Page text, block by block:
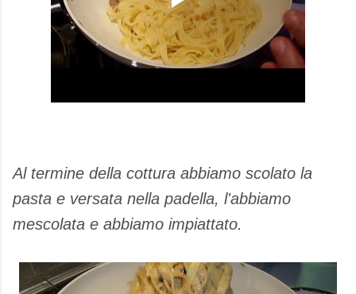
Al termine della cottura abbiamo scolato la
pasta e versata nella padella, l'abbiamo
mescolata e abbiamo impiattato.